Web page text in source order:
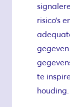
risico’s
te
houding.